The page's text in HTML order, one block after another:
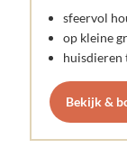
sfeervol
op kleine
huisdieren
Bekijk &